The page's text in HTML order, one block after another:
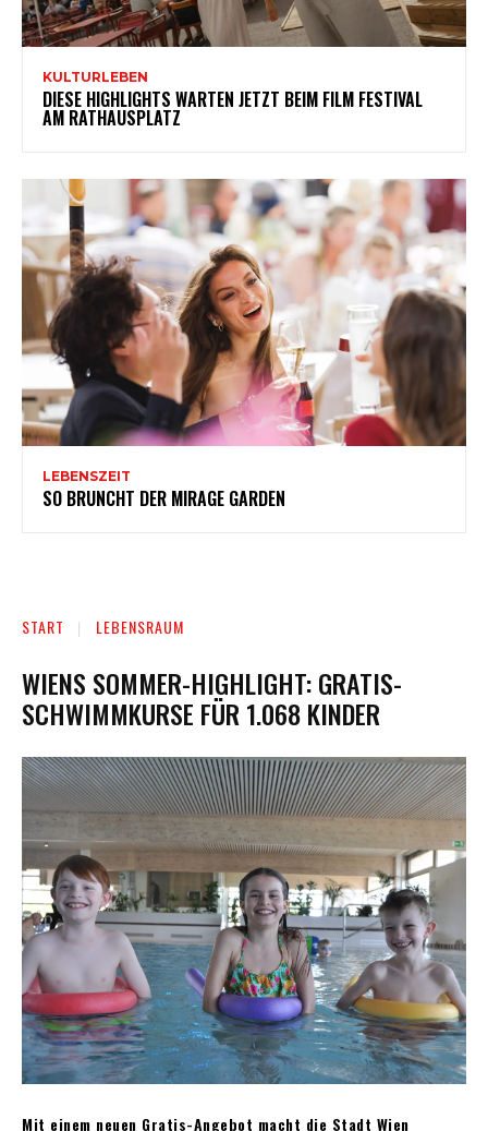
KULTURLEBEN
DIESE HIGHLIGHTS WARTEN JETZT BEIM FILM FESTIVAL
AM RATHAUSPLATZ
LEBENSZEIT
SO BRUNCHT DER MIRAGE GARDEN